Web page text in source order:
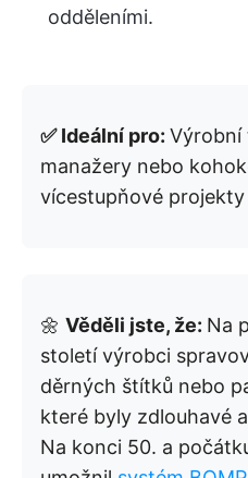
odděleními.
✅ Ideální pro: Výrobní
manažery nebo
vícestupňové
🌼 Věděli jste, že: Na
století výrobci
děrných štítků nebo
které byly zdlouhavé
Na konci 50. a